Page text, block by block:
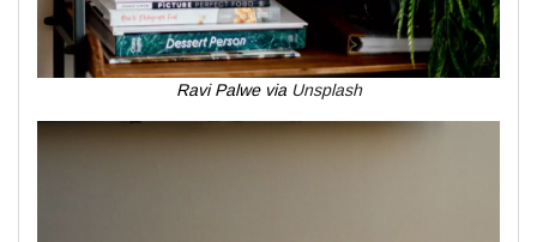
Ravi Palwe via Unsplash